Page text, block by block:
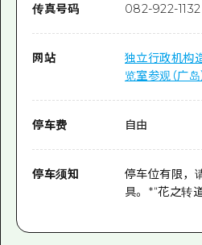
传真号码 082-922-1132
网站
独立行政机构
览室参观（广岛
停车费 自由
停车须知
停车位有限，
具。 *“花之转